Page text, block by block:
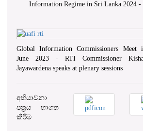
Information Regime in Sri Lanka 2024 -
Global Information Commissioners Meet
June 2023 - RTI Commissioner
Jayawardena speaks at plenary sessions
අභියාචනා
පත්‍රය භාගත
කිරීම